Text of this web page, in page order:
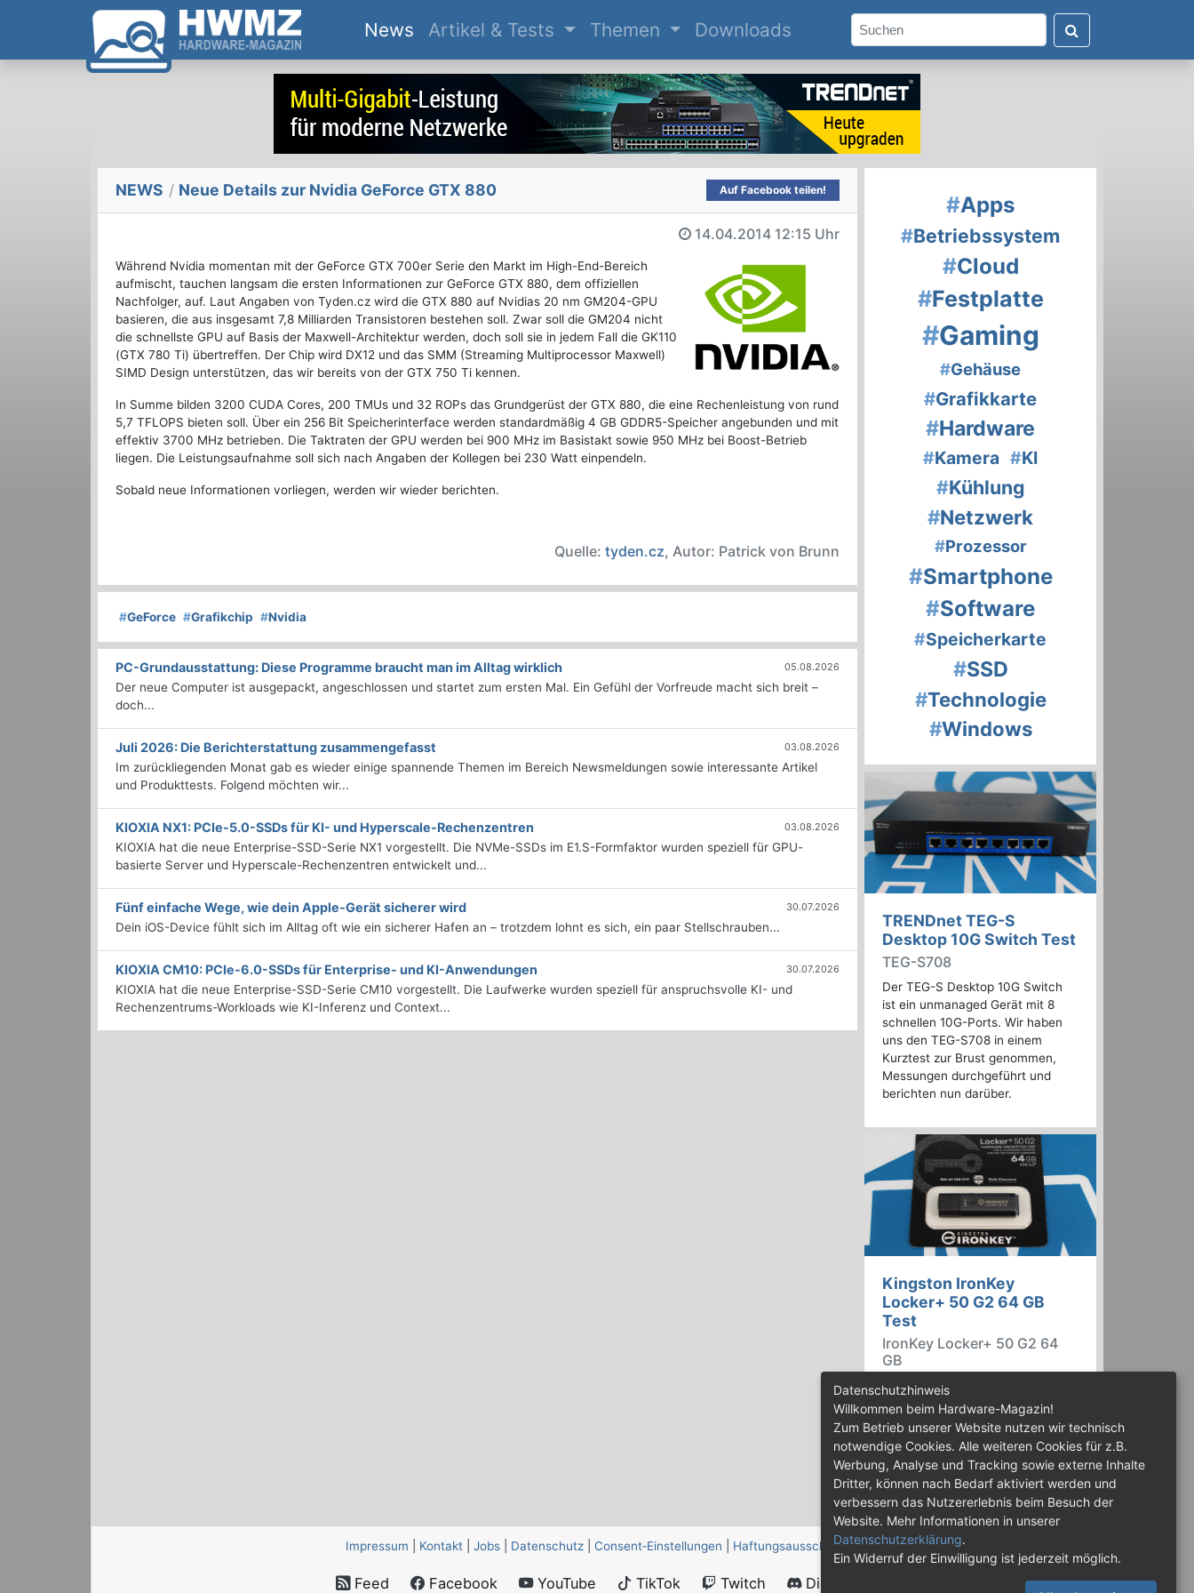
News(current)
Artikel & Tests Themen Downloads
NEWS / Neue Details zur Nvidia GeForce GTX 880 Auf Facebook teilen!
14.04.2014 12:15 Uhr
Während Nvidia momentan mit der GeForce GTX 700er Serie den Markt im High-End-Bereich
aufmischt, tauchen langsam die ersten Informationen zur GeForce GTX 880, dem offiziellen
Nachfolger, auf. Laut Angaben von Tyden.cz wird die GTX 880 auf Nvidias 20 nm GM204-GPU
basieren, die aus insgesamt 7,8 Milliarden Transistoren bestehen soll. Zwar soll die GM204 nicht
die schnellste GPU auf Basis der Maxwell-Architektur werden, doch soll sie in jedem Fall die GK110
(GTX 780 Ti) übertreffen. Der Chip wird DX12 und das SMM (Streaming Multiprocessor Maxwell)
SIMD Design unterstützen, das wir bereits von der GTX 750 Ti kennen.
In Summe bilden 3200 CUDA Cores, 200 TMUs und 32 ROPs das Grundgerüst der GTX 880, die eine Rechenleistung von rund
5,7 TFLOPS bieten soll. Über ein 256 Bit Speicherinterface werden standardmäßig 4 GB GDDR5-Speicher angebunden und mit
effektiv 3700 MHz betrieben. Die Taktraten der GPU werden bei 900 MHz im Basistakt sowie 950 MHz bei Boost-Betrieb
liegen. Die Leistungsaufnahme soll sich nach Angaben der Kollegen bei 230 Watt einpendeln.
Sobald neue Informationen vorliegen, werden wir wieder berichten.
Quelle: tyden.cz, Autor: Patrick von Brunn
#GeForce #Grafikchip #Nvidia
PC-Grundausstattung: Diese Programme braucht man im Alltag wirklich 05.08.2026
Der neue Computer ist ausgepackt, angeschlossen und startet zum ersten Mal. Ein Gefühl der Vorfreude macht sich breit –
doch...
Juli 2026: Die Bericht­erstattung zusammengefasst 03.08.2026
Im zurückliegenden Monat gab es wieder einige spannende Themen im Bereich Newsmeldungen sowie interessante Artikel
und Produkttests. Folgend möchten wir...
KIOXIA NX1: PCIe-5.0-SSDs für KI- und Hyperscale-Rechenzentren 03.08.2026
KIOXIA hat die neue Enterprise-SSD-Serie NX1 vorgestellt. Die NVMe-SSDs im E1.S-Formfaktor wurden speziell für GPU-
basierte Server und Hyperscale-Rechenzentren entwickelt und...
Fünf einfache Wege, wie dein Apple-Gerät sicherer wird 30.07.2026
Dein iOS-Device fühlt sich im Alltag oft wie ein sicherer Hafen an – trotzdem lohnt es sich, ein paar Stellschrauben...
KIOXIA CM10: PCIe-6.0-SSDs für Enterprise- und KI-Anwendungen 30.07.2026
KIOXIA hat die neue Enterprise-SSD-Serie CM10 vorgestellt. Die Laufwerke wurden speziell für anspruchsvolle KI- und
Rechenzentrums-Workloads wie KI-Inferenz und Context...
#Apps
#Betriebssystem
#Cloud
#Festplatte
#Gaming
#Gehäuse
#Grafikkarte
#Hardware
#Kamera #KI
#Kühlung
#Netzwerk
#Prozessor
#Smartphone
#Software
#Speicherkarte
#SSD
#Technologie
#Windows
TRENDnet TEG-S
Desktop 10G Switch Test
TEG-S708
Der TEG-S Desktop 10G Switch
ist ein unmanaged Gerät mit 8
schnellen 10G-Ports. Wir haben
uns den TEG-S708 in einem
Kurztest zur Brust genommen,
Messungen durchgeführt und
berichten nun darüber.
Kingston IronKey
Locker+ 50 G2 64 GB
Test
IronKey Locker+ 50 G2 64
GB
Der IronKey Locker+ 50 G2 von
Kingston ist ein USB-
Flashspeicher mit 256 Bit starker
AES-HW-Verschlüsselung im XTS-
Modus. Wir haben das 64-GB-
Modell im Praxistest genauer
begutachtet.
Impressum Kontakt Jobs Datenschutz Consent‑Einstellungen Haftungsausschluss
Feed Facebook YouTube TikTok Twitch Discord
Datenschutzhinweis
Willkommen beim Hardware-Magazin!
Zum Betrieb unserer Website nutzen wir technisch
notwendige Cookies. Alle weiteren Cookies für z.B.
Werbung, Analyse und Tracking sowie externe Inhalte
Dritter, können nach Bedarf aktiviert werden und
verbessern das Nutzererlebnis beim Besuch der
Website. Mehr Informationen in unserer
Datenschutzerklärung.
Ein Widerruf der Einwilligung ist jederzeit möglich.